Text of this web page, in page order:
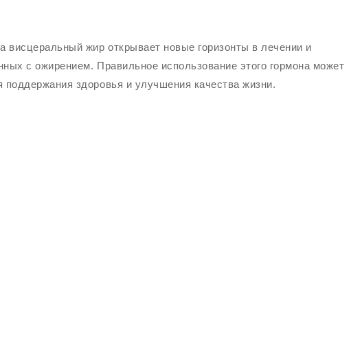
висцеральный жир открывает новые горизонты в лечении и
с ожирением. Правильное использование этого гормона может
поддержания здоровья и улучшения качества жизни.